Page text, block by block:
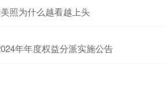
照为什么越看越上头
年年度权益分派实施公告